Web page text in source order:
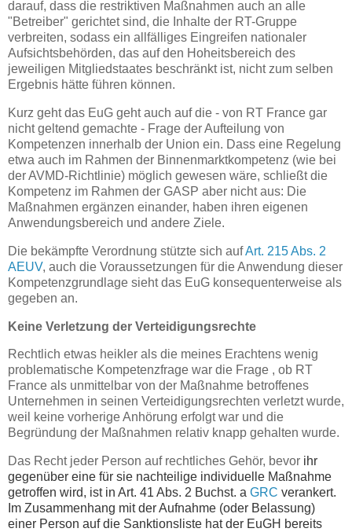
darauf, dass die restriktiven Maßnahmen auch an alle
"Betreiber" gerichtet sind, die Inhalte der RT-Gruppe
verbreiten, sodass ein allfälliges Eingreifen nationaler
Aufsichtsbehörden, das auf den Hoheitsbereich des
jeweiligen Mitgliedstaates beschränkt ist, nicht zum selben
Ergebnis hätte führen können.
Kurz geht das EuG geht auch auf die - von RT France gar
nicht geltend gemachte - Frage der Aufteilung von
Kompetenzen innerhalb der Union ein. Dass eine Regelung
etwa auch im Rahmen der Binnenmarktkompetenz (wie bei
der AVMD-Richtlinie) möglich gewesen wäre, schließt die
Kompetenz im Rahmen der GASP aber nicht aus: Die
Maßnahmen ergänzen einander, haben ihren eigenen
Anwendungsbereich und andere Ziele.
Die bekämpfte Verordnung stützte sich aufArt. 215 Abs. 2
AEUV, auch die Voraussetzungen für die Anwendung dieser
Kompetenzgrundlage sieht das EuG konsequenterweise als
gegeben an.
Keine Verletzung der Verteidigungsrechte
Rechtlich etwas heikler als die meines Erachtens wenig
problematische Kompetenzfrage war die Frage , ob RT
France als unmittelbar von der Maßnahme betroffenes
Unternehmen in seinen Verteidigungsrechten verletzt wurde,
weil keine vorherige Anhörung erfolgt war und die
Begründung der Maßnahmen relativ knapp gehalten wurde.
Das Recht jeder Person auf rechtliches Gehör, bevor ihr
gegenüber eine für sie nachteilige individuelle Maßnahme
getroffen wird, ist in Art. 41 Abs. 2 Buchst. a GRC verankert.
Im Zusammenhang mit der Aufnahme (oder Belassung)
einer Person auf die Sanktionsliste hat der EuGH bereits